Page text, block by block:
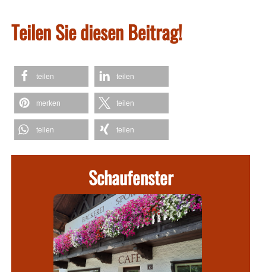
Teilen Sie diesen Beitrag!
teilen teilen
merken teilen
teilen teilen
Schaufenster